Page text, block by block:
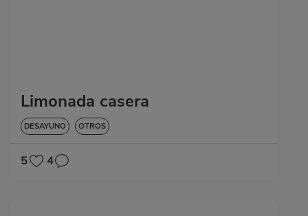
Limonada casera
DESAYUNO OTROS
5 4